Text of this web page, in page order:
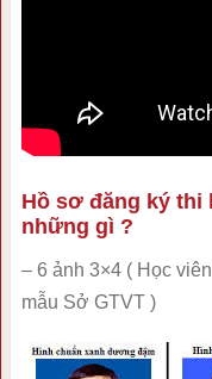
Hồ sơ đăng ký thi
những gì ?
– 6 ảnh 3×4 ( Học
mẫu Sở GTVT )